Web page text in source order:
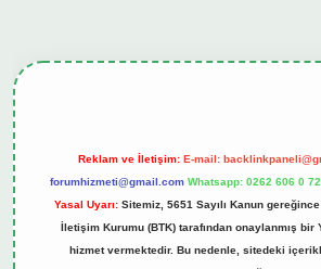
Reklam ve İletişim: E-mail:
forumhizmeti@gmail.com Whatsapp: 0262 606 0
Yasal Uyarı: Sitemiz, 5651 Sayılı Kanun
İletişim Kurumu (BTK) tarafından onaylanmış bir
hizmet vermektedir. Bu nedenle, sitedeki